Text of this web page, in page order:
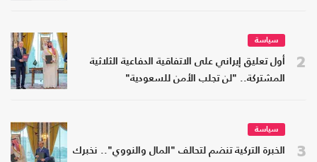
2
سياسة
أول تعليق إيراني على الاتفاقية الدفاعية الثلاثية
المشتركة.. "لن تجلب الأمن للسعودية"
3
سياسة
الخبرة التركية تنضم لتحالف "المال والنووي".. نخبرك